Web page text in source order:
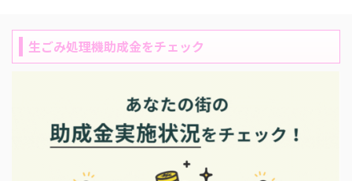
生ごみ処理機助成金をチェック